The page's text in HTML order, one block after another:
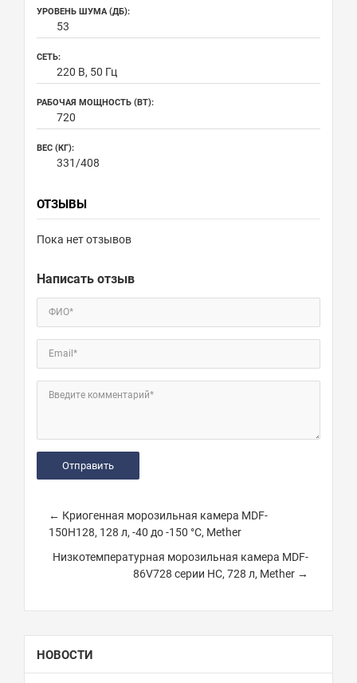
УРОВЕНЬ ШУМА (ДБ):
53
СЕТЬ:
220 В, 50 Гц
РАБОЧАЯ МОЩНОСТЬ (ВТ):
720
ВЕС (КГ):
331/408
ОТЗЫВЫ
Пока нет отзывов
Написать отзыв
ФИО*
Email*
Введите комментарий*
← Криогенная морозильная камера MDF-
150H128, 128 л, -40 до -150 °С, Mether
Низкотемпературная морозильная камера MDF-
86V728 серии HC, 728 л, Mether →
НОВОСТИ